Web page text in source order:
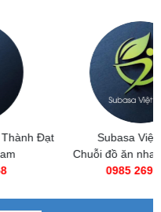
Subasa Việt Nam
Chuỗi đồ ăn nhanh Subasa